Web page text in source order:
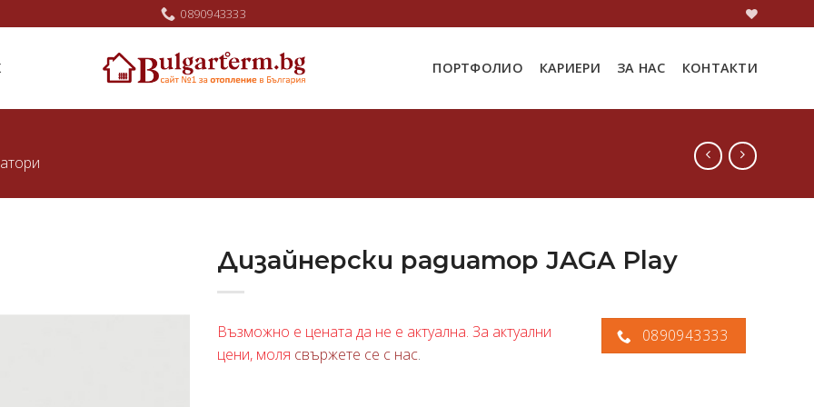
0890943333
ПОРТФОЛИО КАРИЕРИ ЗА НАС КОНТАКТИ
Дизайнерски радиатор JAGA Play
Възможно е цената да не е актуална. За актуални
цени, моля свържете се с нас.
0890943333